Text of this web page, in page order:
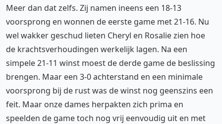
Meer dan dat zelfs. Zij namen ineens een 18-13
voorsprong en wonnen de eerste game met 21-16. Nu
wel wakker geschud lieten Cheryl en Rosalie zien hoe
de krachtsverhoudingen werkelijk lagen. Na een
simpele 21-11 winst moest de derde game de beslissing
brengen. Maar een 3-0 achterstand en een minimale
voorsprong bij de rust was de winst nog geenszins een
feit. Maar onze dames herpakten zich prima en
speelden de game toch nog vrij eenvoudig uit en met